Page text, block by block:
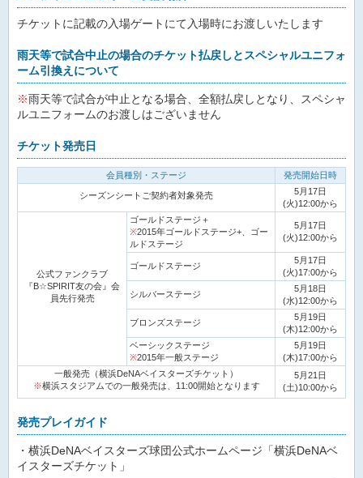
チケットに記載の入場ゲートにて入場時にお渡しいたします
雨天等で試合中止の場合のチケット払戻しとスペシャルユニフォ
ーム引換えについて
※雨天等で試合が中止となる場合、全額払戻しとなり、スペシャ
ルユニフォームのお渡しはございません
チケット発売日
会員種別・ステージ 発売開始日時
シーズンシートご契約者対象発売
5月17日
(火)12:00から
公式ファンクラブ
『B☆SPIRIT友の会』会
員先行発売
ゴールドステージ＋
※2015年ゴールドステージ+、ゴー
ルドステージ
5月17日
(火)12:00から
ゴールドステージ
5月17日
(火)17:00から
シルバーステージ
5月18日
(水)12:00から
ブロンズステージ
5月19日
(木)12:00から
ベーシックステージ
※2015年一般ステージ
5月19日
(木)17:00から
一般発売（横浜DeNAベイスターズチケット）
※横浜スタジアムでの一般発売は、11:00開始となります
5月21日
(土)10:00から
発売プレイガイド
・横浜DeNAベイスターズ球団公式ホームページ「横浜DeNAベ
イスターズチケット」